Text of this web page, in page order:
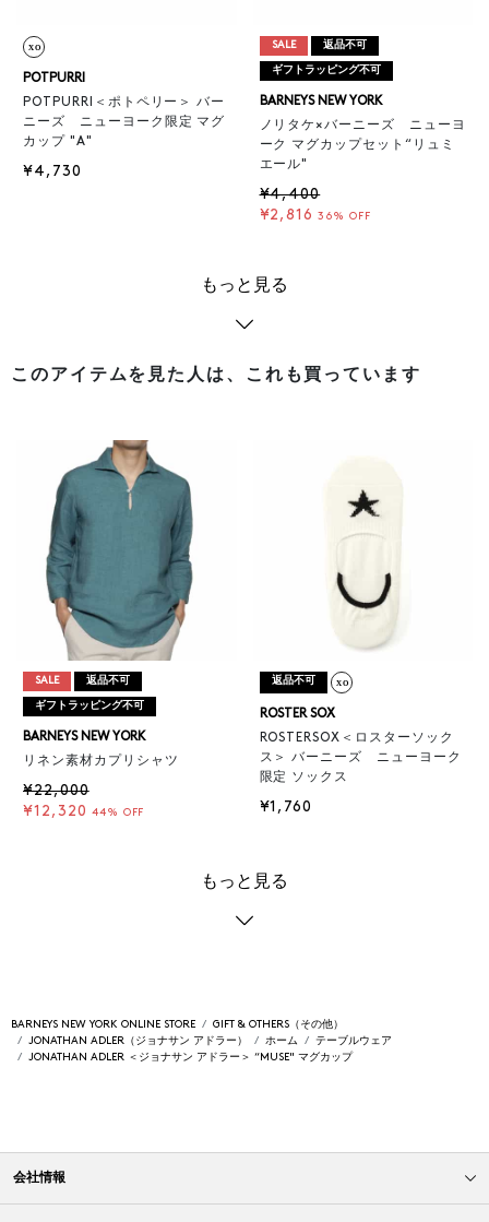
POTPURRI
POTPURRI＜ポトペリー＞ バー
ニーズ ニューヨーク限定 マグ
カップ "A"
¥4,730
SALE 返品不可
ギフトラッピング不可
BARNEYS NEW YORK
ノリタケ×バーニーズ ニューヨ
ーク マグカップセット“リュミ
エール"
¥4,400
¥2,816 36% OFF
もっと見る
このアイテムを見た人は、これも買っています
SALE 返品不可
ギフトラッピング不可
BARNEYS NEW YORK
リネン素材カプリシャツ
¥22,000
¥12,320 44% OFF
返品不可
ROSTER SOX
ROSTERSOX＜ロスターソック
ス＞ バーニーズ ニューヨーク
限定 ソックス
¥1,760
もっと見る
BARNEYS NEW YORK ONLINE STORE
GIFT & OTHERS（その他）
JONATHAN ADLER（ジョナサン アドラー）
ホーム
テーブルウェア
JONATHAN ADLER ＜ジョナサン アドラー＞ “MUSE" マグカップ
会社情報